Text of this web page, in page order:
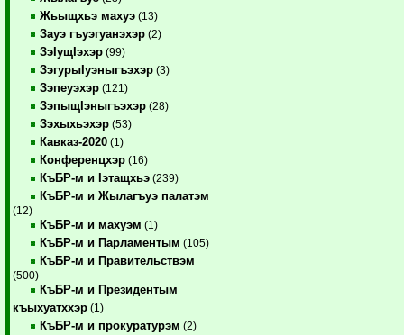
Жьыщхьэ махуэ (13)
Зауэ гъуэгуанэхэр (2)
ЗэIущIэхэр (99)
ЗэгурыIуэныгъэхэр (3)
Зэпеуэхэр (121)
ЗэпыщIэныгъэхэр (28)
Зэхыхьэхэр (53)
Кавказ-2020 (1)
Конференцхэр (16)
КъБР-м и Iэтащхьэ (239)
КъБР-м и Жылагъуэ палатэм
(12)
КъБР-м и махуэм (1)
КъБР-м и Парламентым (105)
КъБР-м и Правительствэм
(500)
КъБР-м и Президентым
къыхуатххэр (1)
КъБР-м и прокуратурэм (2)